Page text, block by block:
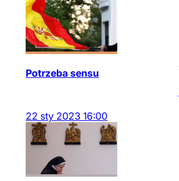
Potrzeba sensu
22 sty 2023 16:00